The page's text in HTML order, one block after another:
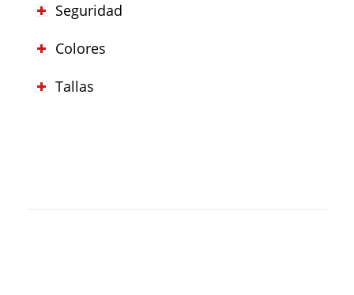
Seguridad
Colores
Tallas